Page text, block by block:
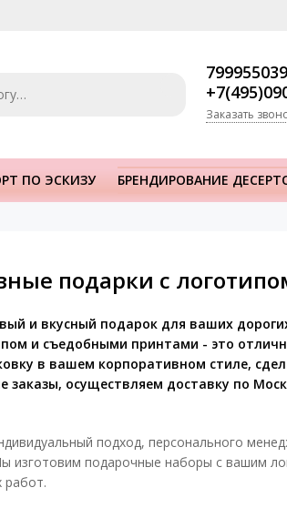
Заказать
ПО ЭСКИЗУ БРЕНДИРОВАНИЕ
подарки с
и вкусный подарок для ваших
и съедобными принтами - это
в вашем корпоративном стиле,
осуществляем доставку по
подход, персонального
изготовим подарочные наборы с вашим